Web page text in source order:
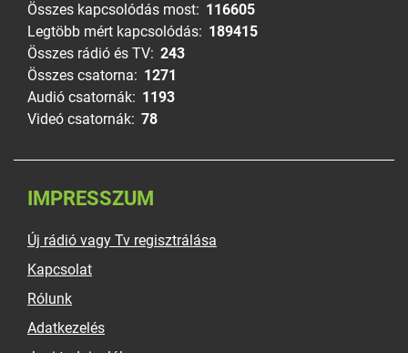
Összes kapcsolódás most: 116605
Legtöbb mért kapcsolódás: 189415
Összes rádió és TV: 243
Összes csatorna: 1271
Audió csatornák: 1193
Videó csatornák: 78
IMPRESSZUM
Új rádió vagy Tv regisztrálása
Kapcsolat
Rólunk
Adatkezelés